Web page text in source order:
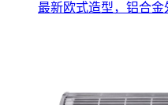
最新欧式造型，铝合